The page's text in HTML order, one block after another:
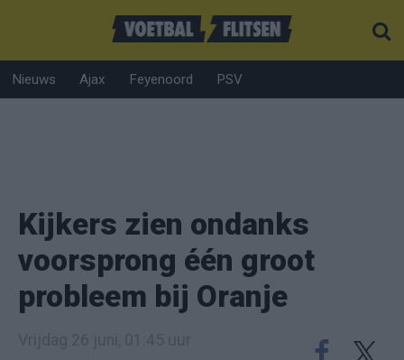
Nieuws Ajax Feyenoord PSV
Kijkers zien ondanks
voorsprong één groot
probleem bij Oranje